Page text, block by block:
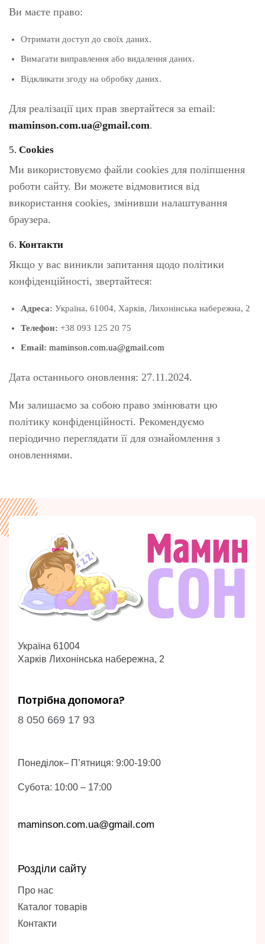
Ви маєте право:
Отримати доступ до своїх даних.
Вимагати виправлення або видалення даних.
Відкликати згоду на обробку даних.
Для реалізації цих прав звертайтеся за email:
maminson.com.ua@gmail.com.
5. Cookies
Ми використовуємо файли cookies для поліпшення
роботи сайту. Ви можете відмовитися від
використання cookies, змінивши налаштування
браузера.
6. Контакти
Якщо у вас виникли запитання щодо політики
конфіденційності, звертайтеся:
Адреса: Україна, 61004, Харків, Лихонінська набережна, 2
Телефон: +38 093 125 20 75
Email: maminson.com.ua@gmail.com
Дата останнього оновлення: 27.11.2024.
Ми залишаємо за собою право змінювати цю
політику конфіденційності. Рекомендуємо
періодично переглядати її для ознайомлення з
оновленнями.
Україна 61004
Харків Лихонінська набережна, 2
Потрібна допомога?
8 050 669 17 93
Понеділок– П’ятниця: 9:00-19:00
Субота: 10:00 – 17:00
maminson.com.ua@gmail.com
Розділи сайту
Про нас
Каталог товарів
Контакти